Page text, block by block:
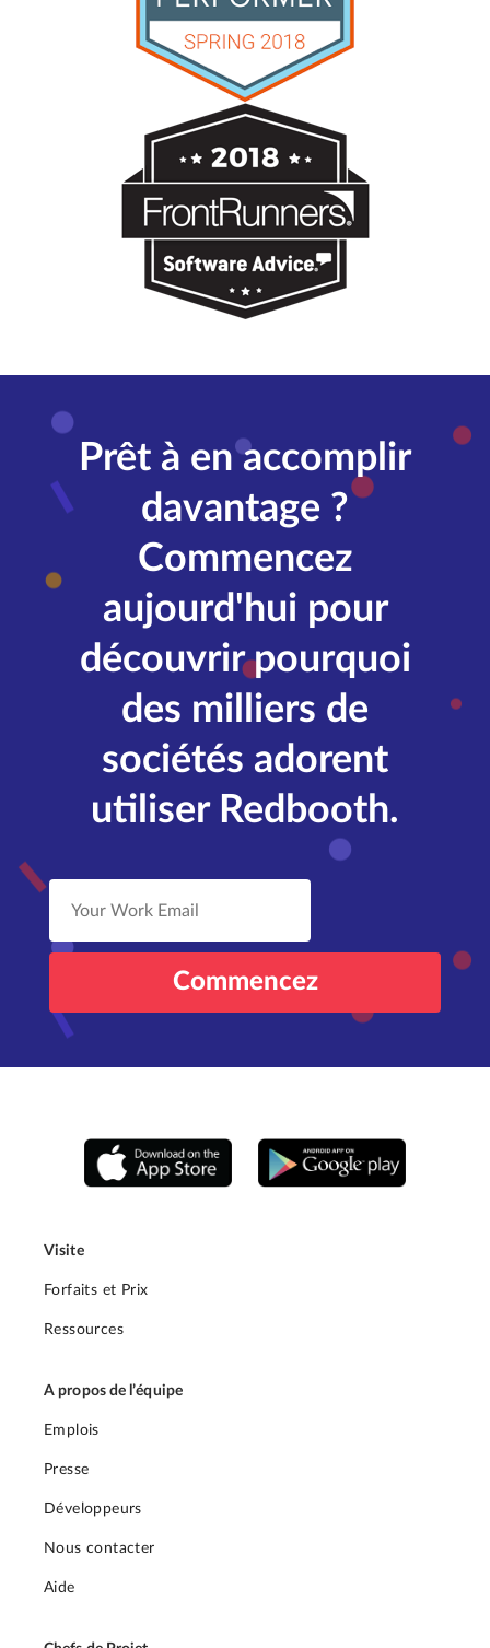
Prêt à en accomplir
davantage ?
Commencez
aujourd'hui pour
découvrir pourquoi
des milliers de
sociétés adorent
utiliser Redbooth.
Visite
Forfaits et Prix
Ressources
A propos de l’équipe
Emplois
Presse
Développeurs
Nous contacter
Aide